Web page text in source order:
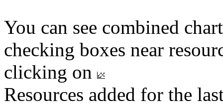
You can see combined
checking boxes near
clicking on
Resources added for the